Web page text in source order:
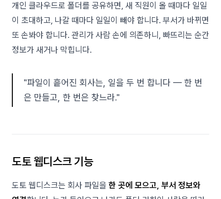
개인 클라우드로 폴더를 공유하면, 새 직원이 올 때마다 일일
이 초대하고, 나갈 때마다 일일이 빼야 합니다. 부서가 바뀌면
또 손봐야 합니다. 관리가 사람 손에 의존하니, 빠뜨리는 순간
정보가 새거나 막힙니다.
"파일이 흩어진 회사는, 일을 두 번 합니다 — 한 번
은 만들고, 한 번은 찾느라."
도토 웹디스크 기능
도토 웹디스크는 회사 파일을 한 곳에 모으고, 부서 정보와